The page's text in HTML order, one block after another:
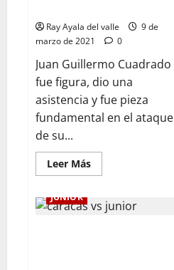
Ray Ayala del valle
9 de
marzo de 2021
0
Juan Guillermo Cuadrado
fue figura, dio una
asistencia y fue pieza
fundamental en el ataque
de su...
Leer Más
JUNIOR